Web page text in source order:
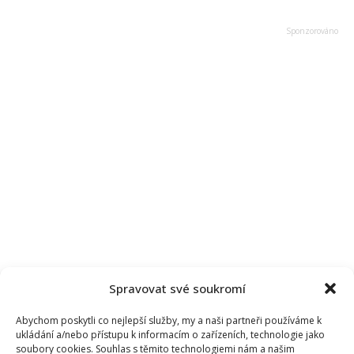
Spravovat své soukromí
Abychom poskytli co nejlepší služby, my a naši partneři používáme k
ukládání a/nebo přístupu k informacím o zařízeních, technologie jako
soubory cookies. Souhlas s těmito technologiemi nám a našim